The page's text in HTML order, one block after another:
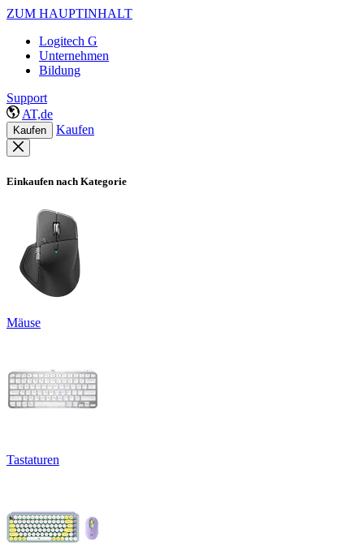
ZUM HAUPTINHALT
Logitech G
Unternehmen
Bildung
Support
AT,de
Kaufen Kaufen
Einkaufen nach Kategorie
Mäuse
Tastaturen